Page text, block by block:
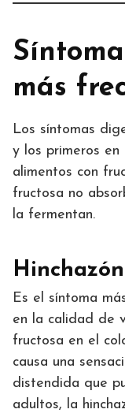
más
Los síntomas
y los primeros
alimentos con
fructosa no
la fermentan.
Es el síntoma
en la calidad de
fructosa en el
causa una
distendida que
adultos, la